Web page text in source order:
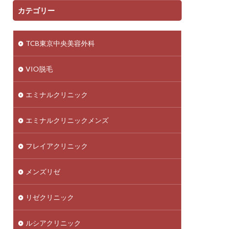
カテゴリー
TCB東京中央美容外科
VIO脱毛
エミナルクリニック
エミナルクリニックメンズ
フレイアクリニック
メンズリゼ
リゼクリニック
ルシアクリニック